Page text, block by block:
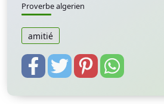
Proverbe algerien
amitié